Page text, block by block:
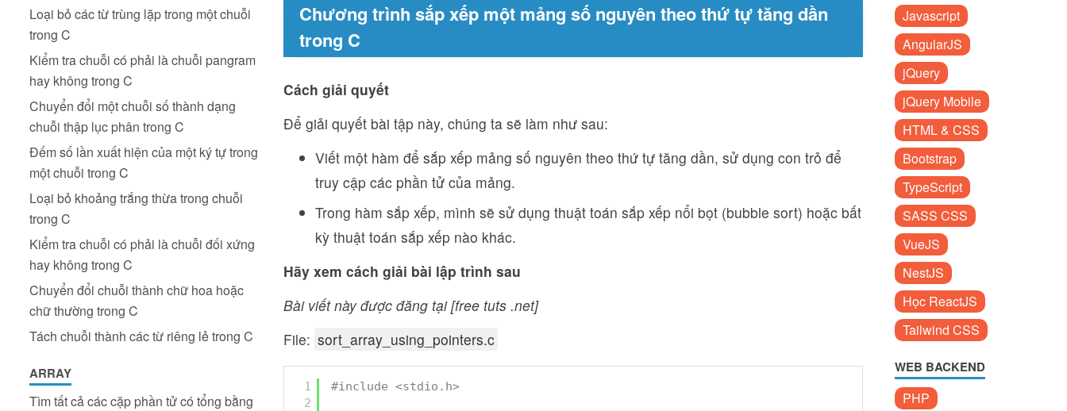
Loại bỏ các từ trùng lặp trong một chuỗi
trong C
Kiểm tra chuỗi có phải là chuỗi pangram
hay không trong C
Chuyển đổi một chuỗi số thành dạng
chuỗi thập lục phân trong C
Đếm số lần xuất hiện của một ký tự trong
một chuỗi trong C
Loại bỏ khoảng trắng thừa trong chuỗi
trong C
Kiểm tra chuỗi có phải là chuỗi đối xứng
hay không trong C
Chuyển đổi chuỗi thành chữ hoa hoặc
chữ thường trong C
Tách chuỗi thành các từ riêng lẻ trong C
ARRAY
Tìm tất cả các cặp phần tử có tổng bằng
Chương trình sắp xếp một mảng số nguyên theo thứ tự tăng dần
trong C
Cách giải quyết
Để giải quyết bài tập này, chúng ta sẽ làm như sau:
Viết một hàm để sắp xếp mảng số nguyên theo thứ tự tăng dần, sử dụng con trỏ để
truy cập các phần tử của mảng.
Trong hàm sắp xếp, mình sẽ sử dụng thuật toán sắp xếp nổi bọt (bubble sort) hoặc bất
kỳ thuật toán sắp xếp nào khác.
Hãy xem cách giải bài lập trình sau
Bài viết này được đăng tại [free tuts .net]
File: sort_array_using_pointers.c
1
2
#include <stdio.h>
Javascript
AngularJS
jQuery
jQuery Mobile
HTML & CSS
Bootstrap
TypeScript
SASS CSS
VueJS
NestJS
Học ReactJS
Tailwind CSS
WEB BACKEND
PHP